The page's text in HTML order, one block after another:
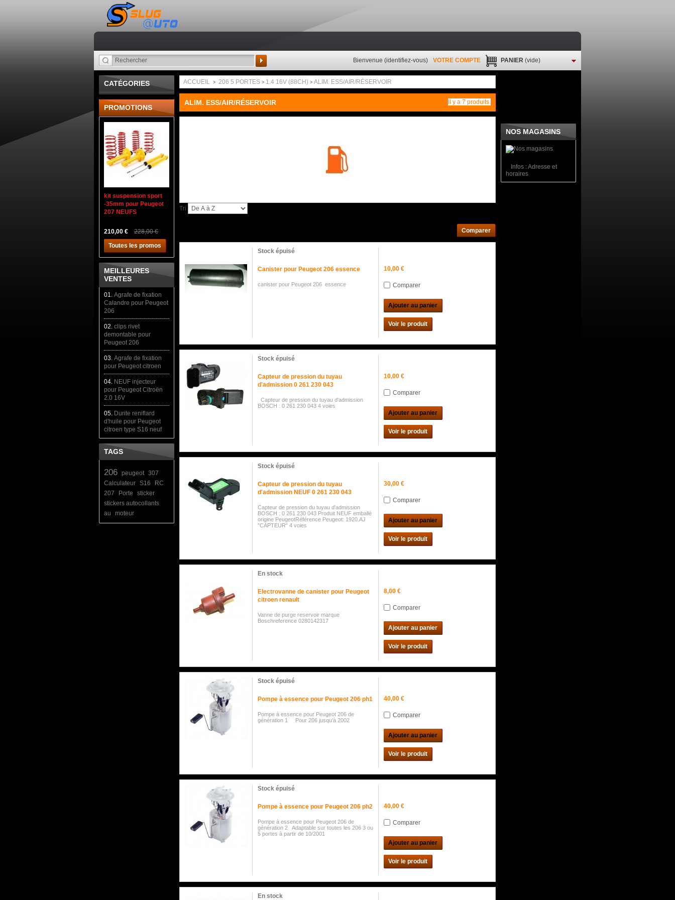
Rechercher
Bienvenue (identifiez-vous) VOTRE COMPTE PANIER (vide)
CATÉGORIES
PROMOTIONS
kit suspension sport
-35mm pour Peugeot
207 NEUFS
210,00 €
228,00 €
Toutes les promos
MEILLEURES
VENTES
01. Agrafe de fixation
Calandre pour Peugeot
206
02. clips rivet
demontable pour
Peugeot 206
03. Agrafe de fixation
pour Peugeot citroen
04. NEUF injecteur
pour Peugeot Citroën
2.0 16V
05. Durite reniflard
d'huile pour Peugeot
citroen type S16 neuf
TAGS
206 peugeot 307
Calculateur S16
RC
207
Porte
sticker
stickers autocollants
au
moteur
ACCUEIL > 206 5 PORTES > 1.4 16V (88CH) > ALIM. ESS/AIR/RÉSERVOIR
ALIM. ESS/AIR/RÉSERVOIR Il y a 7 produits.
Tri
Stock épuisé
Canister pour Peugeot 206 essence
canister pour Peugeot 206 essence
10,00 €
Comparer
Ajouter au panier
Voir le produit
Stock épuisé
Capteur de pression du tuyau
d'admission 0 261 230 043
Capteur de pression du tuyau d'admission
BOSCH : 0 261 230 043 4 voies
10,00 €
Comparer
Ajouter au panier
Voir le produit
Stock épuisé
Capteur de pression du tuyau
d'admission NEUF 0 261 230 043
Capteur de pression du tuyau d'admission
BOSCH : 0 261 230 043 Produit NEUF emballé
origine PeugeotRéférence Peugeot: 1920.AJ
"CAPTEUR" 4 voies
30,00 €
Comparer
Ajouter au panier
Voir le produit
En stock
Electrovanne de canister pour Peugeot
citroen renault
Vanne de purge reservoir marque
Boschreference 0280142317
8,00 €
Comparer
Ajouter au panier
Voir le produit
Stock épuisé
Pompe à essence pour Peugeot 206 ph1
Pompe à essence pour Peugeot 206 de
génération 1 Pour 206 jusqu'à 2002
40,00 €
Comparer
Ajouter au panier
Voir le produit
Stock épuisé
Pompe à essence pour Peugeot 206 ph2
Pompe à essence pour Peugeot 206 de
génération 2 Adaptable sur toutes les 206 3 ou
5 portes à partir de 10/2001
40,00 €
Comparer
Ajouter au panier
Voir le produit
En stock
NOS MAGASINS
Infos : Adresse et
horaires